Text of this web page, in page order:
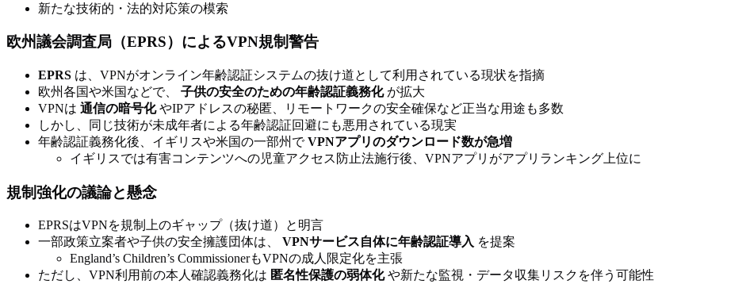
新たな技術的・法的対応策の模索
欧州議会調査局（EPRS）によるVPN規制警告
EPRS は、VPNがオンライン年齢認証システムの抜け道として利用されている現状を指摘
欧州各国や米国などで、 子供の安全のための年齢認証義務化が拡大
VPNは 通信の暗号化やIPアドレスの秘匿、リモートワークの安全確保など正当な用途も多数
しかし、同じ技術が未成年者による年齢認証回避にも悪用されている現実
年齢認証義務化後、イギリスや米国の一部州でVPNアプリのダウンロード数が急増
イギリスでは有害コンテンツへの児童アクセス防止法施行後、VPNアプリがアプリランキング上位に
規制強化の議論と懸念
EPRSはVPNを規制上のギャップ（抜け道）と明言
一部政策立案者や子供の安全擁護団体は、 VPNサービス自体に年齢認証導入 を提案
England’s Children’s CommissionerもVPNの成人限定化を主張
ただし、VPN利用前の本人確認義務化は 匿名性保護の弱体化や新たな監視・データ収集リスクを伴う可能性